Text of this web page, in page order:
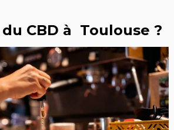
CBD à Toulouse ?